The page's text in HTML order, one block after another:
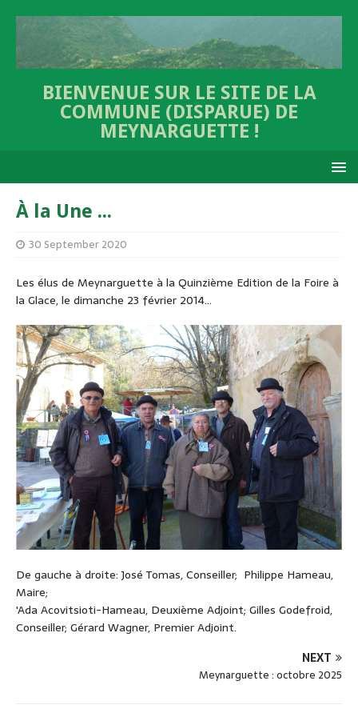
BIENVENUE SUR LE SITE DE LA
COMMUNE (DISPARUE) DE
MEYNARGUETTE !
À la Une ...
30 September 2020
Les élus de Meynarguette à la Quinzième Edition de la Foire à
la Glace, le dimanche 23 février 2014...
De gauche à droite: José Tomas, Conseiller; Philippe Hameau,
Maire;
'Ada Acovitsioti-Hameau, Deuxième Adjoint; Gilles Godefroid,
Conseiller; Gérard Wagner, Premier Adjoint.
NEXT
Meynarguette : octobre 2025